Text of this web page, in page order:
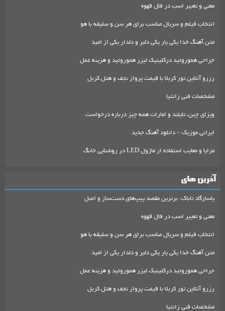
معنی و تعبیر اسب در فال قهوه
انتخاب فیلم و سریال مناسب برای هر سن و سلیقه با هو
متن آهنگ خدا یکی یار یکی دلبر و دلدار یکی از امید
جراحی هموروئید درکلینیک لیزر هموروئید و هزینه عمل
رزرو آنلاین تور کربلا با قیمت پرواز نجف و هتل کربل
مشخصات فنی زانتیا
ویزای چین، تایلند و امارات همه چیز درباره درخواست
ایرانی موزیک – دانلود آهنگ جدید
مزایا و معایب استفاده از ماژول LED در روشنایی خانگ
آخرین های
پاسارگاد تاباک: برترین مقصد پیپ‌های دست‌ساز و اصل
معنی و تعبیر اسب در فال قهوه
انتخاب فیلم و سریال مناسب برای هر سن و سلیقه با هو
متن آهنگ خدا یکی یار یکی دلبر و دلدار یکی از امید
جراحی هموروئید درکلینیک لیزر هموروئید و هزینه عمل
رزرو آنلاین تور کربلا با قیمت پرواز نجف و هتل کربل
مشخصات فنی زانتیا